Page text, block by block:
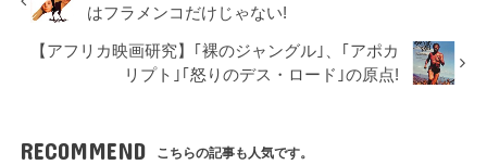
はフラメンコだけじゃない!
【アフリカ映画研究】｢裸のジャングル｣、｢アポカ
リプト｣｢怒りのデス・ロード｣の原点!
RECOMMEND こちらの記事も人気です。